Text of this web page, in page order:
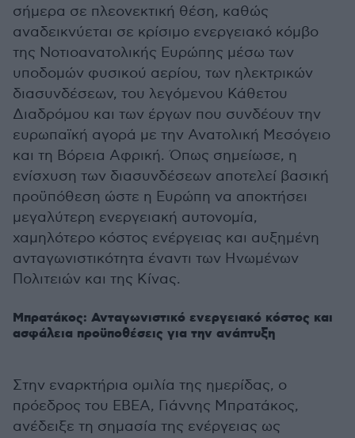
σήμερα σε πλεονεκτική θέση, καθώς
αναδεικνύεται σε κρίσιμο ενεργειακό κόμβο
της Νοτιοανατολικής Ευρώπης μέσω των
υποδομών φυσικού αερίου, των ηλεκτρικών
διασυνδέσεων, του λεγόμενου Κάθετου
Διαδρόμου και των έργων που συνδέουν την
ευρωπαϊκή αγορά με την Ανατολική Μεσόγειο
και τη Βόρεια Αφρική. Όπως σημείωσε, η
ενίσχυση των διασυνδέσεων αποτελεί βασική
προϋπόθεση ώστε η Ευρώπη να αποκτήσει
μεγαλύτερη ενεργειακή αυτονομία,
χαμηλότερο κόστος ενέργειας και αυξημένη
ανταγωνιστικότητα έναντι των Ηνωμένων
Πολιτειών και της Κίνας.
Μπρατάκος: Ανταγωνιστικό ενεργειακό κόστος και
ασφάλεια προϋποθέσεις για την ανάπτυξη
Στην εναρκτήρια ομιλία της ημερίδας, ο
πρόεδρος του ΕΒΕΑ, Γιάννης Μπρατάκος,
ανέδειξε τη σημασία της ενέργειας ως